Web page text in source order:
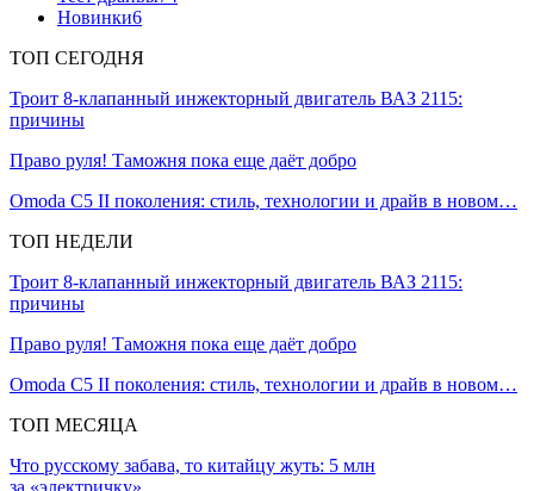
Новинки6
ТОП СЕГОДНЯ
Троит 8-клапанный инжекторный двигатель ВАЗ 2115:
причины
Право руля! Таможня пока еще даёт добро
Omoda C5 II поколения: стиль, технологии и драйв в новом…
ТОП НЕДЕЛИ
Троит 8-клапанный инжекторный двигатель ВАЗ 2115:
причины
Право руля! Таможня пока еще даёт добро
Omoda C5 II поколения: стиль, технологии и драйв в новом…
ТОП МЕСЯЦА
Что русскому забава, то китайцу жуть: 5 млн
за «электричку» …